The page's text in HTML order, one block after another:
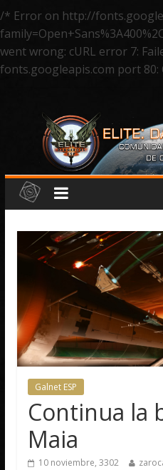
/* Error on http://
went wrong: cURL error 7:
fonts.googleapis.com port
Galnet ESP
Continua la
Maia
10 noviembre, 3302